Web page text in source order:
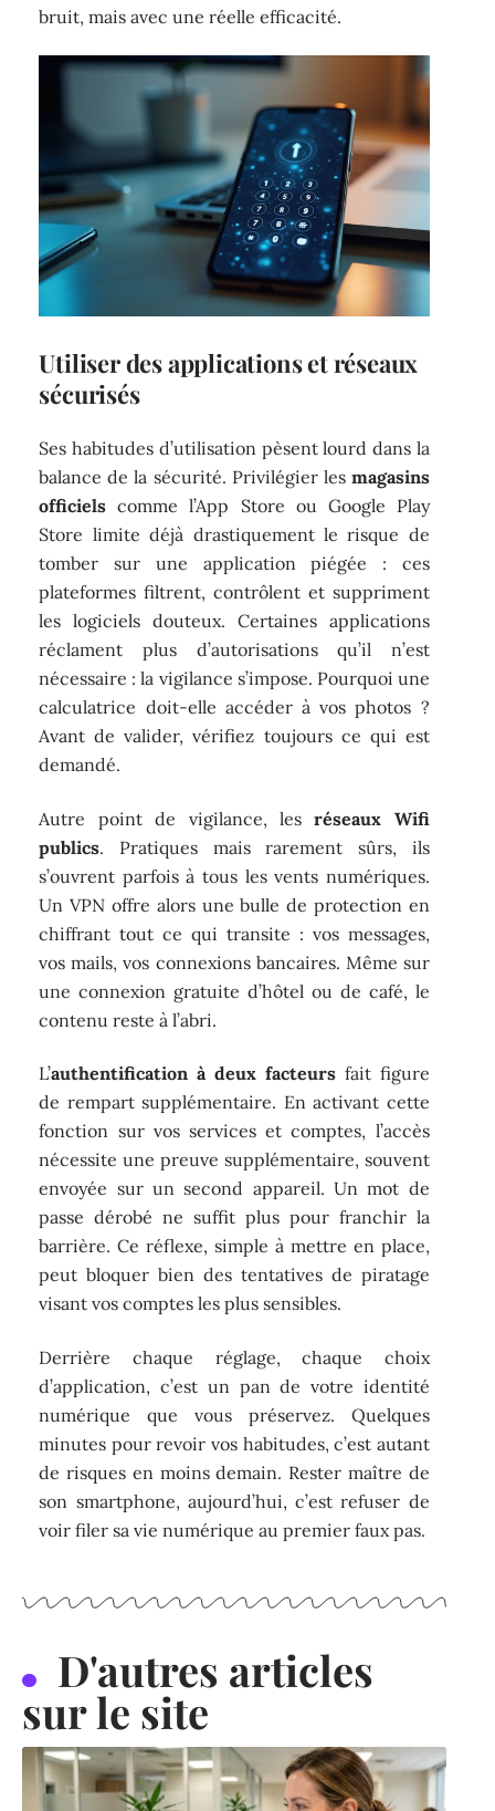
bruit, mais avec une réelle efficacité.
Utiliser des applications et réseaux
sécurisés
Ses habitudes d’utilisation pèsent lourd dans la
balance de la sécurité. Privilégier les magasins
officiels comme l’App Store ou Google Play
Store limite déjà drastiquement le risque de
tomber sur une application piégée : ces
plateformes filtrent, contrôlent et suppriment
les logiciels douteux. Certaines applications
réclament plus d’autorisations qu’il n’est
nécessaire : la vigilance s’impose. Pourquoi une
calculatrice doit-elle accéder à vos photos ?
Avant de valider, vérifiez toujours ce qui est
demandé.
Autre point de vigilance, lesréseaux Wifi
publics. Pratiques mais rarement sûrs, ils
s’ouvrent parfois à tous les vents numériques.
Un VPN offre alors une bulle de protection en
chiffrant tout ce qui transite : vos messages,
vos mails, vos connexions bancaires. Même sur
une connexion gratuite d’hôtel ou de café, le
contenu reste à l’abri.
L’authentification à deux facteursfait figure
de rempart supplémentaire. En activant cette
fonction sur vos services et comptes, l’accès
nécessite une preuve supplémentaire, souvent
envoyée sur un second appareil. Un mot de
passe dérobé ne suffit plus pour franchir la
barrière. Ce réflexe, simple à mettre en place,
peut bloquer bien des tentatives de piratage
visant vos comptes les plus sensibles.
Derrière chaque réglage, chaque choix
d’application, c’est un pan de votre identité
numérique que vous préservez. Quelques
minutes pour revoir vos habitudes, c’est autant
de risques en moins demain. Rester maître de
son smartphone, aujourd’hui, c’est refuser de
voir filer sa vie numérique au premier faux pas.
D'autres articles
sur le site